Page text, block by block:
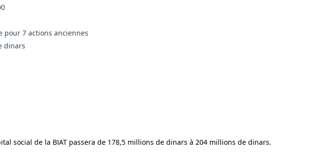
7 actions anciennes
dinars
social de la BIAT passera de 178,5 millions de dinars à 204 millions de dinars.